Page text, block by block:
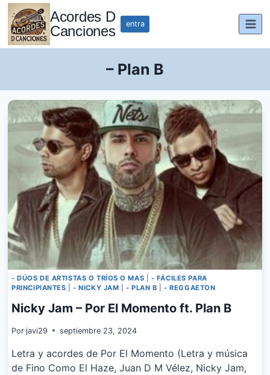
Saltar
contenido
Acordes D
Canciones
entra
– Plan B
- DÚOS DE ARTISTAS O TRÍOS O MAS
- FÁCILES PARA
PRINCIPIANTES |- NICKY JAM |- PLAN B |- REGGAETON
Nicky Jam – Por El Momento ft. Plan B
Por javi29 septiembre 23, 2024
Letra y acordes de Por El Momento (Letra y música
de Fino Como El Haze, Juan D M Vélez, Nicky Jam,